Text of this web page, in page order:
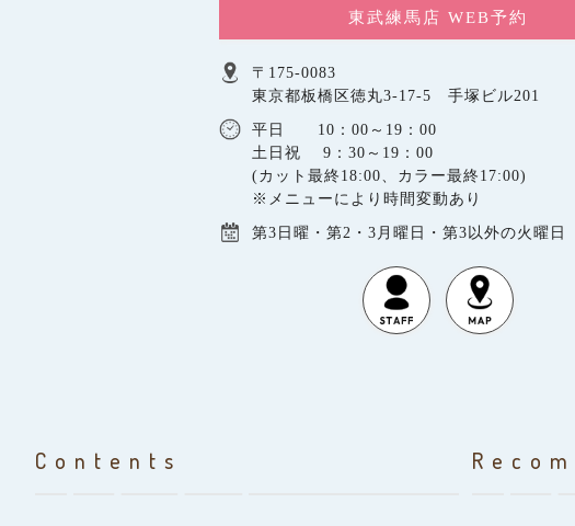
東武練馬店 WEB予約
〒175-0083
東京都板橋区徳丸3-17-5 手塚ビル201
平日 10：00～19：00
土日祝 9：30～19：00
(カット最終18:00、カラー最終17:00)
※メニューにより時間変動あり
第3日曜・第2・3月曜日・第3以外の火曜日
Contents